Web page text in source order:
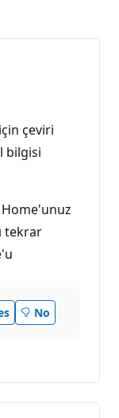
çeviri
bilgisi
Home'unuz
tekrar
No